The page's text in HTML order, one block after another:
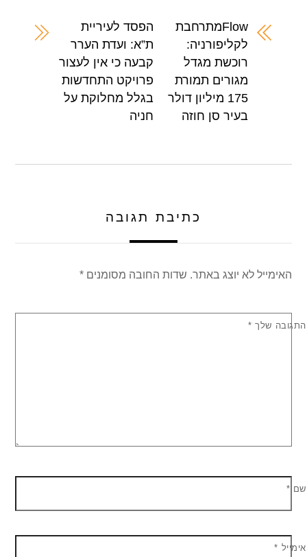
b
A
p
p
Flowמתרחבת
לקליפורניה:
רוכשת מגדל
מגורים תמורת
175 מיליון דולר
בעיר סן חוזה
הפסד לעיריית
ת”א: ועדת הערר
קבעה כי אין לעצור
פרויקט התחדשות
בגלל מחלוקת על
חניה
כתיבת תגובה
האימייל לא יוצג באתר. שדות החובה מסומנים*
התגובה שלך *
שם *
אימייל *